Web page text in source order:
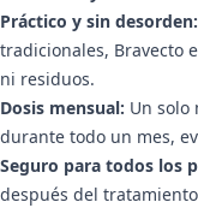
Práctico y sin desorden:
tradicionales, Bravecto
ni residuos.
Dosis mensual: Un solo
durante todo un mes,
Seguro para todos los
después del